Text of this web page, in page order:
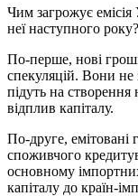
Чим загрожує
неї наступного року?
По-перше, нові
спекуляцій. Вони не
підуть на
відплив капіталу.
По-друге, емітовані
споживчого
основному
капіталу до країн-